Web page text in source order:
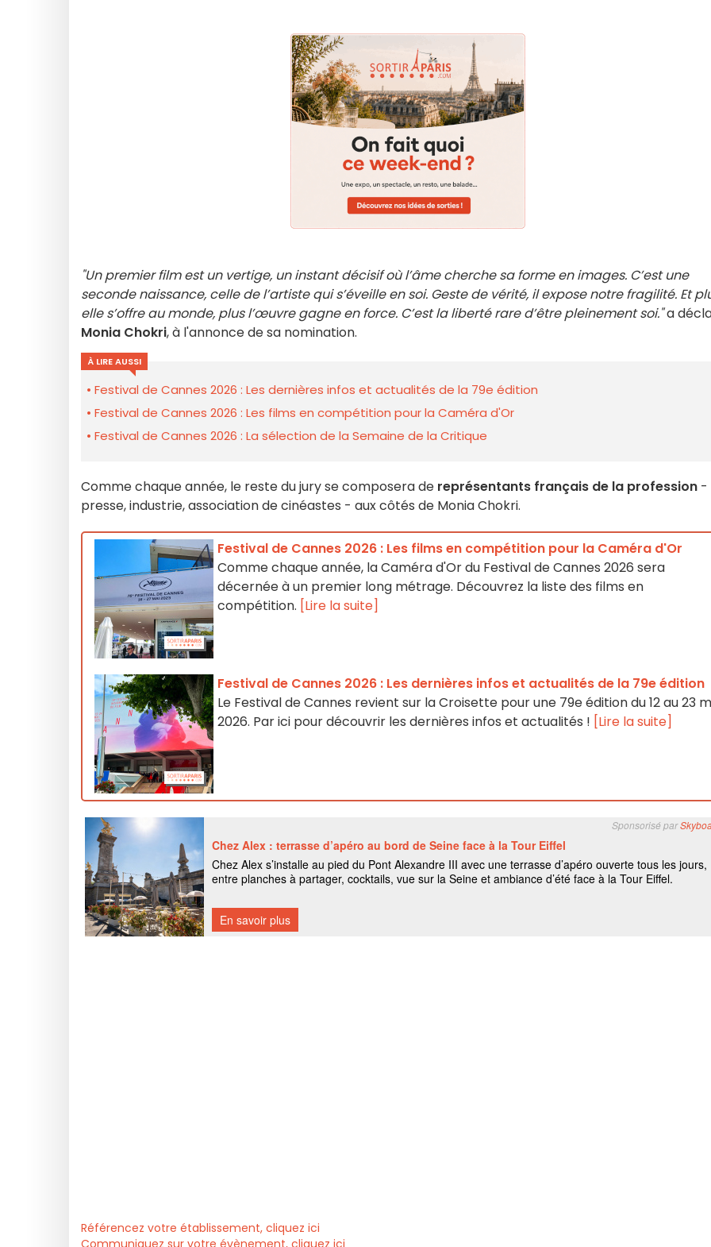
"Un premier film est un vertige, un instant décisif où l’âme cherche sa forme en images. C’est une
seconde naissance, celle de l’artiste qui s’éveille en soi. Geste de vérité, il expose notre fragilité. Et
elle s’offre au monde, plus l’œuvre gagne en force. C’est la liberté rare d’être pleinement soi."a
Monia Chokri, à l'annonce de sa nomination.
À LIRE AUSSI
Festival de Cannes 2026 : Les dernières infos et actualités de la 79e édition
Festival de Cannes 2026 : Les films en compétition pour la Caméra d'Or
Festival de Cannes 2026 : La sélection de la Semaine de la Critique
Comme chaque année, le reste du jury se composera de représentants français de la profession -
presse, industrie, association de cinéastes - aux côtés de Monia Chokri.
Festival de Cannes 2026 : Les films en compétition pour la Caméra d'Or
Comme chaque année, la Caméra d'Or du Festival de Cannes 2026 sera
décernée à un premier long métrage. Découvrez la liste des films en
compétition. [Lire la suite]
Festival de Cannes 2026 : Les dernières infos et actualités de la 79e édition
Le Festival de Cannes revient sur la Croisette pour une 79e édition du 12 au 23
2026. Par ici pour découvrir les dernières infos et actualités ! [Lire la suite]
Référencez votre établissement, cliquez ici
Communiquez sur votre évènement, cliquez ici